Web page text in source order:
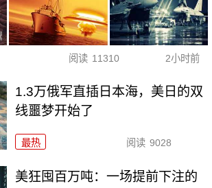
阅读 11310 2小时前
1.3万俄军直插日本海，美日的双
线噩梦开始了
最热 阅读 9028
美狂囤百万吨：一场提前下注的